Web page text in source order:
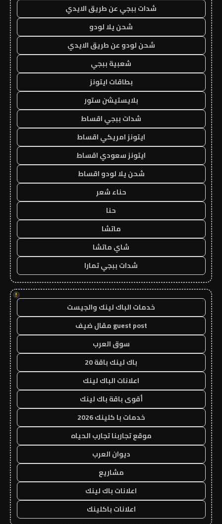
شدات ببجي عن طريق الايدي
شحن يلا لودو
شحن لودو عن طريق الايدي
شعبية ببجي
بطاقات ايتونز
بلايستيشن ستور
شدات ببجي اقساط
ايتونز امريكي اقساط
ايتونز سعودي اقساط
شحن يلا لودو اقساط
حناء شعر
حنا
ماتشا
شاي ماتشا
شدات ببجي تمارا
!
خدمات الباك لينك والجيست
guest post مقال ضيف
سوق العرب
باك لينك باقة 20
اعلانات الباك لينك
أقوى باقة باك لينك
خدمات با كلينك 2026
موقع تجاربنا تجارب الحياه
ديوان العرب
مشاريع
اعلانات باك لينك
اعلانات باكلينك